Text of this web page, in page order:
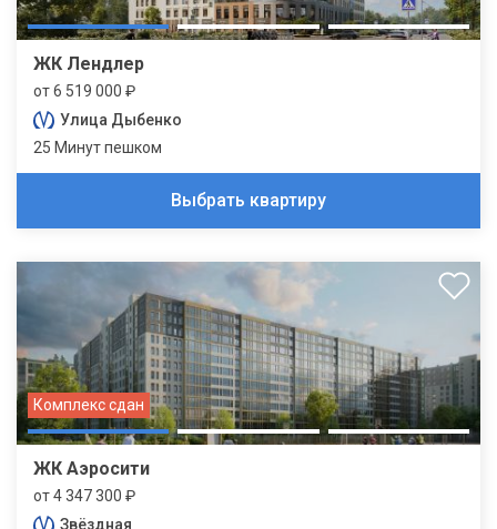
ЖК Лендлер
от 6 519 000 ₽
Улица Дыбенко
25 Минут пешком
Выбрать квартиру
Комплекс сдан
ЖК Аэросити
от 4 347 300 ₽
Звёздная